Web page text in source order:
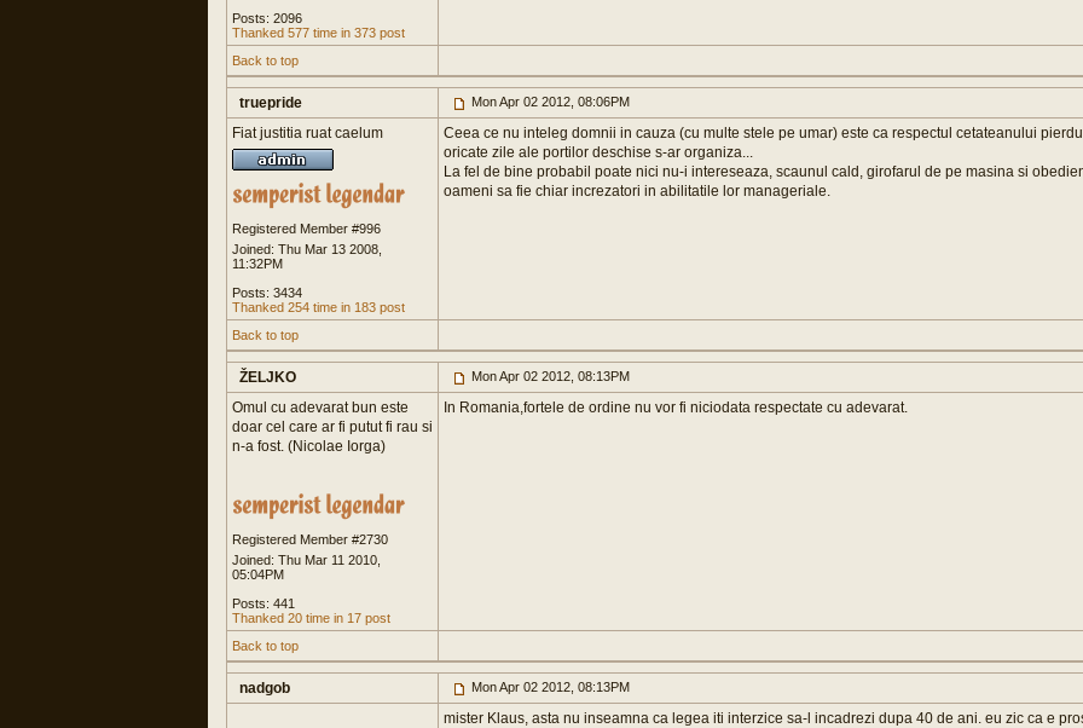
Posts: 2096
Thanked 577 time in 373 post
Back to top
truepride Mon Apr 02 2012, 08:06PM
Fiat justitia ruat caelum
Registered Member #996
Joined: Thu Mar 13 2008,
11:32PM
Posts: 3434
Thanked 254 time in 183 post
Ceea ce nu inteleg domnii in cauza (cu multe stele pe umar) este ca respectul cetateanului
oricate zile ale portilor deschise s-ar organiza...
La fel de bine probabil poate nici nu-i intereseaza, scaunul cald, girofarul de pe masina si
oameni sa fie chiar increzatori in abilitatile lor manageriale.
Back to top
ŽELJKO Mon Apr 02 2012, 08:13PM
Omul cu adevarat bun este
doar cel care ar fi putut fi rau si
n-a fost. (Nicolae Iorga)
Registered Member #2730
Joined: Thu Mar 11 2010,
05:04PM
Posts: 441
Thanked 20 time in 17 post
In Romania,fortele de ordine nu vor fi niciodata respectate cu adevarat.
Back to top
nadgob Mon Apr 02 2012, 08:13PM
mister Klaus, asta nu inseamna ca legea iti interzice sa-l incadrezi dupa 40 de ani. eu zic ca e